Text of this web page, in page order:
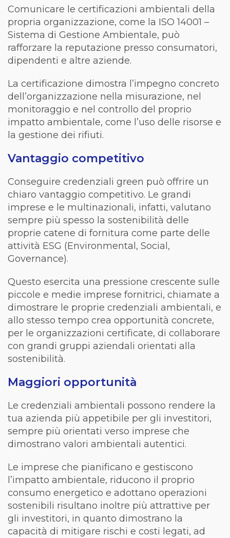
Comunicare le certificazioni ambientali della
propria organizzazione, come la ISO 14001 –
Sistema di Gestione Ambientale, può
rafforzare la reputazione presso consumatori,
dipendenti e altre aziende.
La certificazione dimostra l’impegno concreto
dell’organizzazione nella misurazione, nel
monitoraggio e nel controllo del proprio
impatto ambientale, come l’uso delle risorse e
la gestione dei rifiuti.
Vantaggio competitivo
Conseguire credenziali green può offrire un
chiaro vantaggio competitivo. Le grandi
imprese e le multinazionali, infatti, valutano
sempre più spesso la sostenibilità delle
proprie catene di fornitura come parte delle
attività ESG (Environmental, Social,
Governance).
Questo esercita una pressione crescente sulle
piccole e medie imprese fornitrici, chiamate a
dimostrare le proprie credenziali ambientali, e
allo stesso tempo crea opportunità concrete,
per le organizzazioni certificate, di collaborare
con grandi gruppi aziendali orientati alla
sostenibilità.
Maggiori opportunità
Le credenziali ambientali possono rendere la
tua azienda più appetibile per gli investitori,
sempre più orientati verso imprese che
dimostrano valori ambientali autentici.
Le imprese che pianificano e gestiscono
l’impatto ambientale, riducono il proprio
consumo energetico e adottano operazioni
sostenibili risultano inoltre più attrattive per
gli investitori, in quanto dimostrano la
capacità di mitigare rischi e costi legati, ad